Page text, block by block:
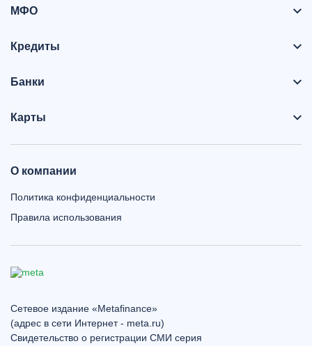
МФО
Кредиты
Банки
Карты
О компании
Политика конфиденциальности
Правила использования
Сетевое издание «Metafinance»
(адрес в сети Интернет - meta.ru)
Свидетельство о регистрации СМИ серия